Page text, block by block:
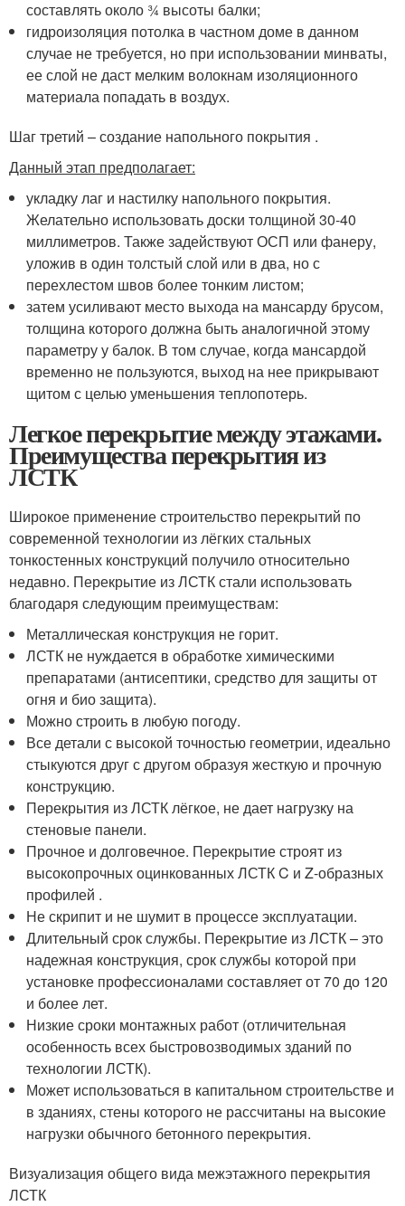
составлять около ¾ высоты балки;
гидроизоляция потолка в частном доме в данном
случае не требуется, но при использовании минваты,
ее слой не даст мелким волокнам изоляционного
материала попадать в воздух.
Шаг третий – создание напольного покрытия .
Данный этап предполагает:
укладку лаг и настилку напольного покрытия.
Желательно использовать доски толщиной 30-40
миллиметров. Также задействуют ОСП или фанеру,
уложив в один толстый слой или в два, но с
перехлестом швов более тонким листом;
затем усиливают место выхода на мансарду брусом,
толщина которого должна быть аналогичной этому
параметру у балок. В том случае, когда мансардой
временно не пользуются, выход на нее прикрывают
щитом с целью уменьшения теплопотерь.
Легкое перекрытие между этажами.
Преимущества перекрытия из
ЛСТК
Широкое применение строительство перекрытий по
современной технологии из лёгких стальных
тонкостенных конструкций получило относительно
недавно. Перекрытие из ЛСТК стали использовать
благодаря следующим преимуществам:
Металлическая конструкция не горит.
ЛСТК не нуждается в обработке химическими
препаратами (антисептики, средство для защиты от
огня и био защита).
Можно строить в любую погоду.
Все детали с высокой точностью геометрии, идеально
стыкуются друг с другом образуя жесткую и прочную
конструкцию.
Перекрытия из ЛСТК лёгкое, не дает нагрузку на
стеновые панели.
Прочное и долговечное. Перекрытие строят из
высокопрочных оцинкованных ЛСТК C и Z-образных
профилей .
Не скрипит и не шумит в процессе эксплуатации.
Длительный срок службы. Перекрытие из ЛСТК – это
надежная конструкция, срок службы которой при
установке профессионалами составляет от 70 до 120
и более лет.
Низкие сроки монтажных работ (отличительная
особенность всех быстровозводимых зданий по
технологии ЛСТК).
Может использоваться в капитальном строительстве и
в зданиях, стены которого не рассчитаны на высокие
нагрузки обычного бетонного перекрытия.
Визуализация общего вида межэтажного перекрытия
ЛСТК